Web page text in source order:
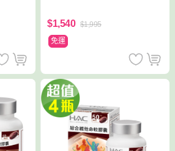
$1,540 $1,995
免運